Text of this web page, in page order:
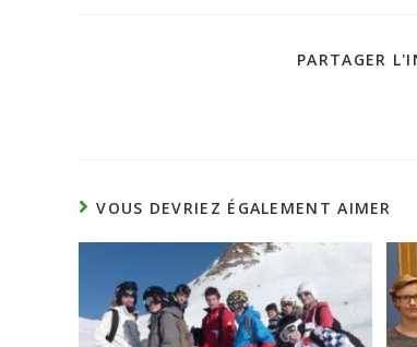
PARTAGER
VOUS DEVRIEZ ÉGALEMENT AIMER